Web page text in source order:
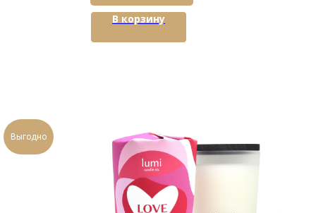
В корзину
Выгодно